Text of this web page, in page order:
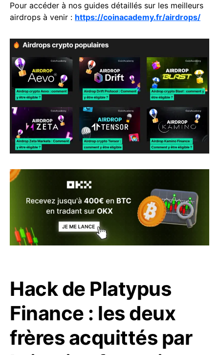
Pour accéder à nos guides détaillés sur les meilleurs
airdrops à venir : https://coinacademy.fr/airdrops/
Hack de Platypus
Finance : les deux
frères acquittés par